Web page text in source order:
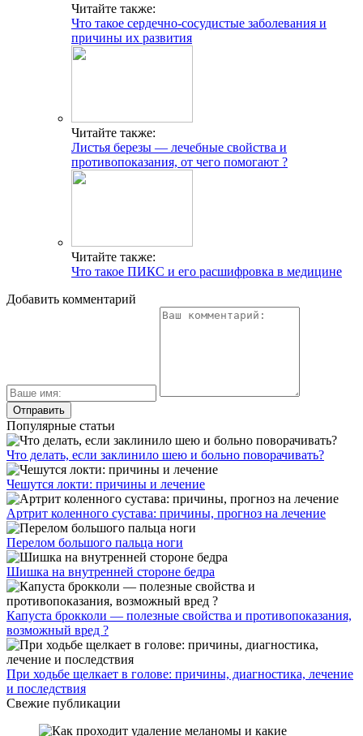
Читайте также:
Что такое сердечно-сосудистые заболевания и
причины их развития
Читайте также:
Листья березы — лечебные свойства и
противопоказания, от чего помогают ?
Читайте также:
Что такое ПИКС и его расшифровка в медицине
Добавить комментарий
Популярные статьи
Что делать, если заклинило шею и больно поворачивать?
Чешутся локти: причины и лечение
Артрит коленного сустава: причины, прогноз на лечение
Перелом большого пальца ноги
Шишка на внутренней стороне бедра
Капуста брокколи — полезные свойства и противопоказания,
возможный вред ?
При ходьбе щелкает в голове: причины, диагностика, лечение
и последствия
Свежие публикации